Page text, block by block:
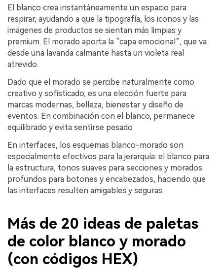
El blanco crea instantáneamente un espacio para
respirar, ayudando a que la tipografía, los iconos y las
imágenes de productos se sientan más limpias y
premium. El morado aporta la “capa emocional”, que va
desde una lavanda calmante hasta un violeta real
atrevido.
Dado que el morado se percibe naturalmente como
creativo y sofisticado, es una elección fuerte para
marcas modernas, belleza, bienestar y diseño de
eventos. En combinación con el blanco, permanece
equilibrado y evita sentirse pesado.
En interfaces, los esquemas blanco-morado son
especialmente efectivos para la jerarquía: el blanco para
la estructura, tonos suaves para secciones y morados
profundos para botones y encabezados, haciendo que
las interfaces resulten amigables y seguras.
Más de 20 ideas de paletas
de color blanco y morado
(con códigos HEX)